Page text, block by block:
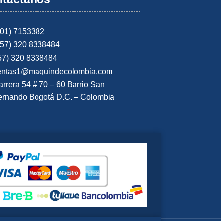
7153382
320 8338484
320 8338484
54 # 70 – 60 Barrio San
Bogotá D.C. – Colombia